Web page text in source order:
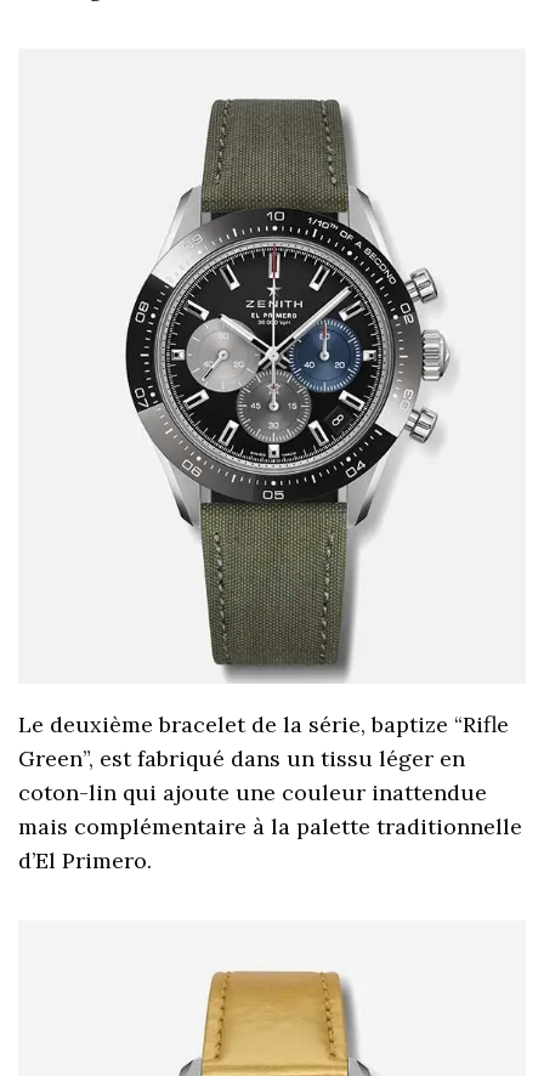
Le deuxième bracelet de la série, baptize “Rifle
Green”, est fabriqué dans un tissu léger en
coton-lin qui ajoute une couleur inattendue
mais complémentaire à la palette traditionnelle
d’El Primero.